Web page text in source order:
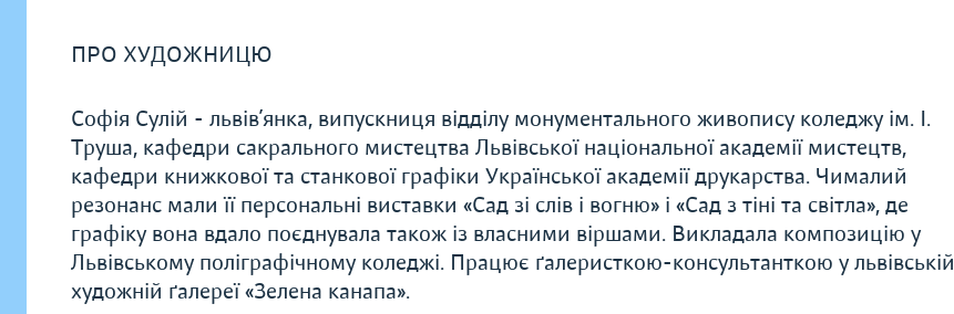
ПРО ХУДОЖНИЦЮ
Софія Сулій - львів’янка, випускниця відділу монументального живопису коледжу ім. І.
Труша, кафедри сакрального мистецтва Львівської національної академії мистецтв,
кафедри книжкової та станкової графіки Української академії друкарства. Чималий
резонанс мали її персональні виставки «Сад зі слів і вогню» і «Сад з тіні та світла», де
графіку вона вдало поєднувала також із власними віршами. Викладала композицію у
Львівському поліграфічному коледжі. Працює ґалеристкою-консультанткою у львівській
художній ґалереї «Зелена канапа».